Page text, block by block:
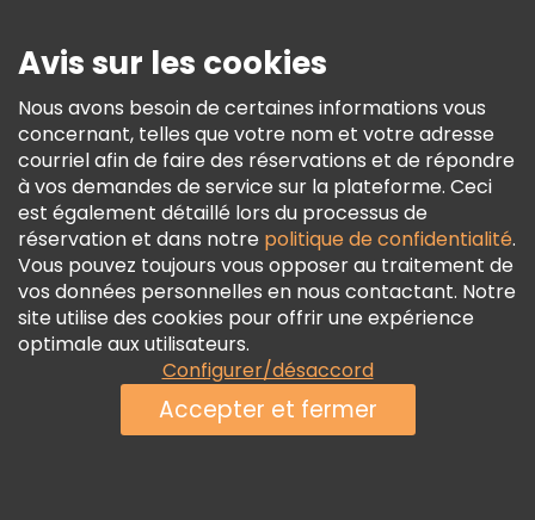
Conditions Générales Et Mentions Légales
Politique En Matière De Cookies
Freetour Prix
Programme De Fidélité
Avis sur les cookies
Nous avons besoin de certaines informations vous
concernant, telles que votre nom et votre adresse
courriel afin de faire des réservations et de répondre
à vos demandes de service sur la plateforme. Ceci
est également détaillé lors du processus de
réservation et dans notre politique de confidentialité.
Vous pouvez toujours vous opposer au traitement de
vos données personnelles en nous contactant. Notre
site utilise des cookies pour offrir une expérience
optimale aux utilisateurs.
Configurer/désaccord
Accepter et fermer